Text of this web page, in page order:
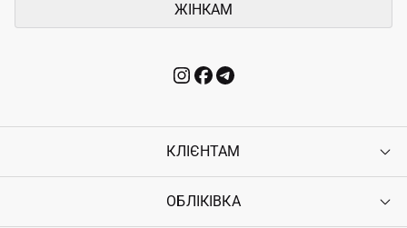
ЖІНКАМ
КЛІЄНТАМ
Контакти
ОБЛІКІВКА